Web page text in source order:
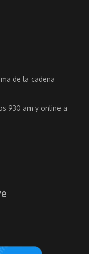
de la cadena
930 am y online a